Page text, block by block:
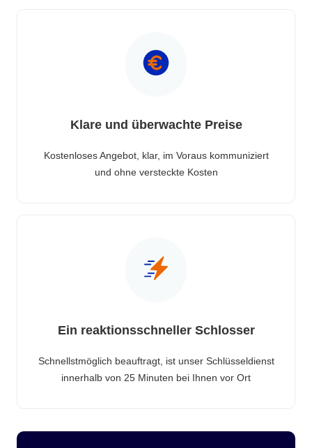
Klare und überwachte Preise
Kostenloses Angebot, klar, im Voraus kommuniziert
und ohne versteckte Kosten
Ein reaktionsschneller Schlosser
Schnellstmöglich beauftragt, ist unser Schlüsseldienst
innerhalb von 25 Minuten bei Ihnen vor Ort